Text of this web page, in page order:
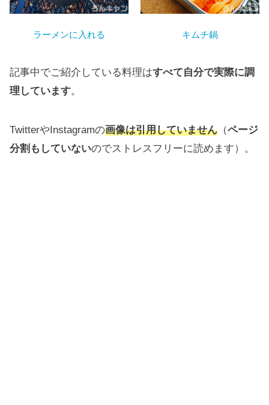
ラーメンに入れる キムチ鍋
記事中でご紹介している料理はすべて自分で実際に調
理しています。
TwitterやInstagramの画像は引用していません （ページ
分割もしていないのでストレスフリーに読めます）。